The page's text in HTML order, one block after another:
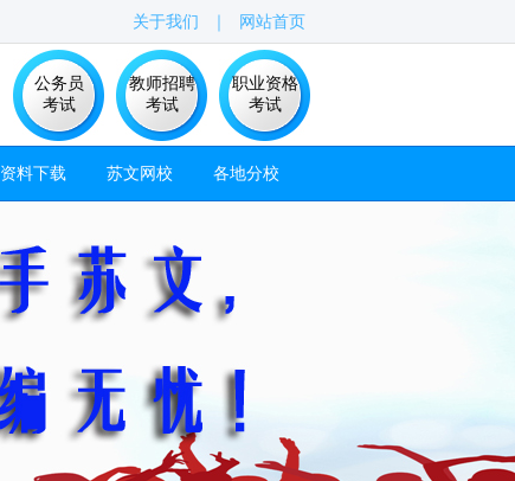
网站首页
｜
关于我们
公务员
考试
教师招聘
考试
职业资格
考试
资料下载 苏文网校 各地分校